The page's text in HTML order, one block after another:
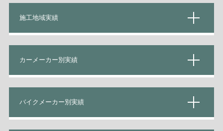
施工地域実績
カーメーカー別実績
バイクメーカー別実績